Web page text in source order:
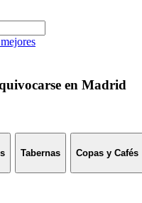
en Madrid
Tabernas Copas y Cafés